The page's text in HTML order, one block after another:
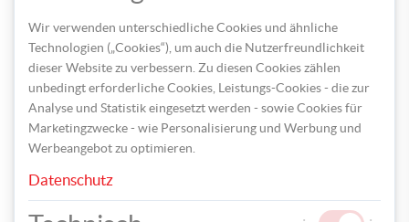
Zuerst bemalt ihr den Becher mit gelber Acrylfarbe und lässt
diesen gut trocknen.
Wir verwenden unterschiedliche Cookies und ähnliche
Technologien („Cookies“), um auch die Nutzerfreundlichkeit
dieser Website zu verbessern. Zu diesen Cookies zählen
unbedingt erforderliche Cookies, Leistungs-Cookies - die zur
Analyse und Statistik eingesetzt werden - sowie Cookies für
Marketingzwecke - wie Personalisierung und Werbung und
Werbeangebot zu optimieren.
Datenschutz